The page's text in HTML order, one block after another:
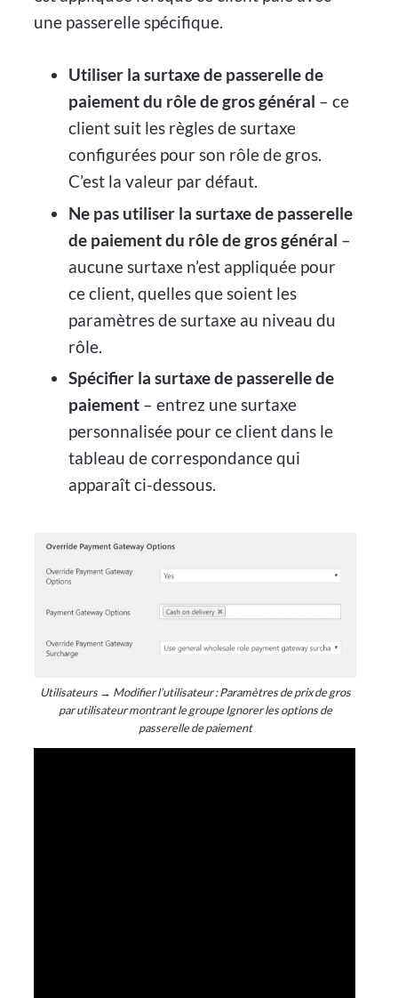
une passerelle spécifique.
Utiliser la surtaxe de passerelle de
paiement du rôle de gros général – ce
client suit les règles de surtaxe
configurées pour son rôle de gros.
C’est la valeur par défaut.
Ne pas utiliser la surtaxe de passerelle
de paiement du rôle de gros général –
aucune surtaxe n’est appliquée pour
ce client, quelles que soient les
paramètres de surtaxe au niveau du
rôle.
Spécifier la surtaxe de passerelle de
paiement– entrez une surtaxe
personnalisée pour ce client dans le
tableau de correspondance qui
apparaît ci-dessous.
Utilisateurs → Modifier l’utilisateur : Paramètres de prix de gros
par utilisateur montrant le groupe Ignorer les options de
passerelle de paiement